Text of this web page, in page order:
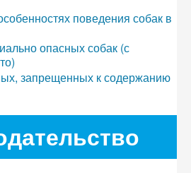
поведения собак в
опасных собак (с
запрещенных к содержанию